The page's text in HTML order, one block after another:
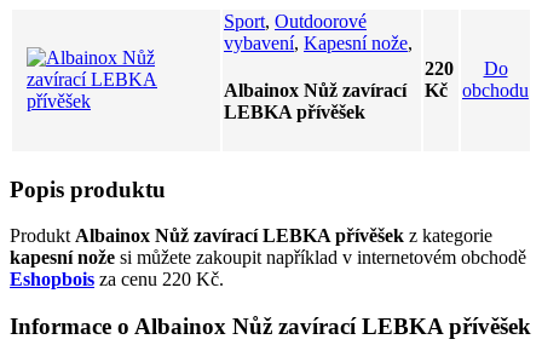
Sport, Outdoorové
vybavení, Kapesní nože,
Albainox Nůž zavírací
LEBKA přívěšek
220
Kč
Do
obchodu
Popis produktu
Produkt Albainox Nůž zavírací LEBKA přívěšek z kategorie
kapesní nože si můžete zakoupit například v internetovém obchodě
Eshopbois za cenu 220 Kč.
Informace o Albainox Nůž zavírací LEBKA přívěšek